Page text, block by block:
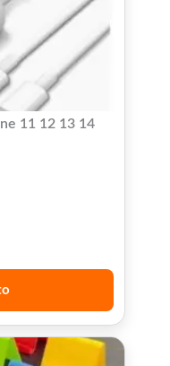
11 12 13 14